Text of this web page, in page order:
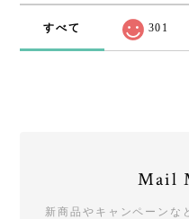
すべて 301
Mail
新商品やキャンペーンな